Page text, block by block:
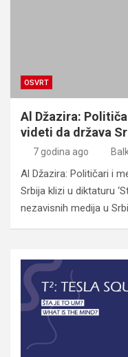
OSVRT
Al Džazira:
videti da država
7 godina ago
Al Džazira: Političari i
Srbija klizi u diktaturu
nezavisnih medija u